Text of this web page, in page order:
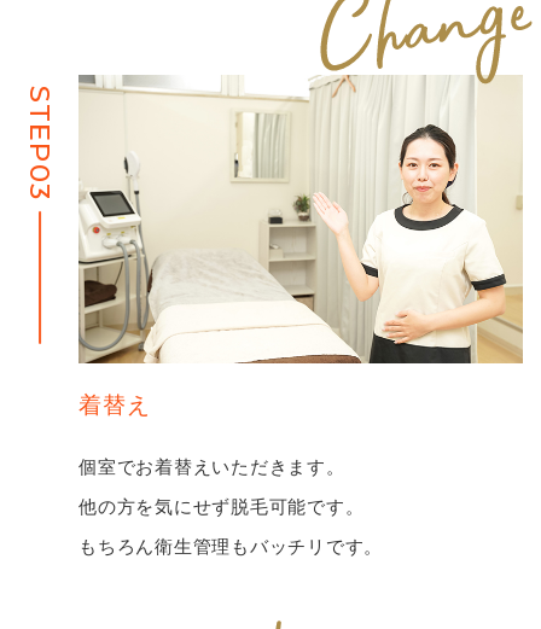
STEP03
着替え
個室でお着替えいただきます。
他の⽅を気にせず脱⽑可能です。
もちろん衛⽣管理もバッチリです。